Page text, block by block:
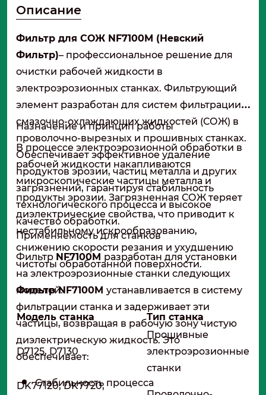
Описание
Фильтр для СОЖ NF7100M (Невский
Фильтр)– профессиональное решение для
очистки рабочей жидкости в
электроэрозионных станках. Фильтрующий
элемент разработан для систем фильтрации
смазочно-охлаждающих жидкостей (СОЖ) в
проволочно-вырезных и прошивных станках.
Обеспечивает эффективное удаление
продуктов эрозии, частиц металла и других
загрязнений, гарантируя стабильность
технологического процесса и высокое
качество обработки.
Назначение и принцип работы
В процессе электроэрозионной обработки в
рабочей жидкости накапливаются
микроскопические частицы металла и
продукты эрозии. Загрязненная СОЖ теряет
диэлектрические свойства, что приводит к
нестабильному искрообразованию,
снижению скорости резания и ухудшению
чистоты обработанной поверхности.
Фильтр NF7100M устанавливается в систему
фильтрации станка и задерживает эти
частицы, возвращая в рабочую зону чистую
диэлектрическую жидкость. Это
обеспечивает:
Стабильность процесса
Применяемость для станков
Фильтр NF7100M разработан для установки
на электроэрозионные станки следующих
моделей:
Модель станка Тип станка
D7125, D7130
Прошивные
электроэрозионные
станки
DK77120, DK7720,